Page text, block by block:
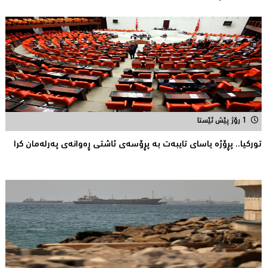
1 رۆژ پێش ئێستا
توركیا.. پڕۆژه‌ یاسای تایبه‌ت به‌ پڕۆسه‌ی ئاشتی ڕه‌وانه‌ی په‌رله‌مان كرا